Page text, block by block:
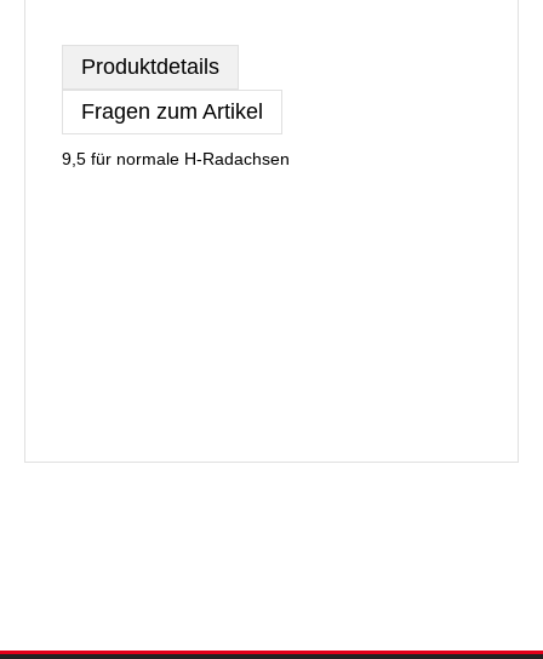
Produktdetails
Fragen zum Artikel
9,5 für normale H-Radachsen